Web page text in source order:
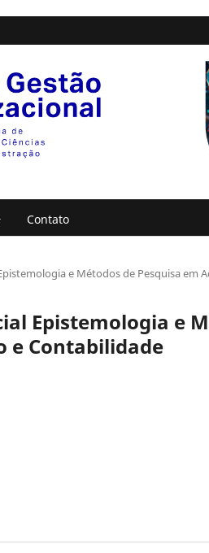
Contato
e Métodos de Pesquisa em
Epistemologia e
e Contabilidade